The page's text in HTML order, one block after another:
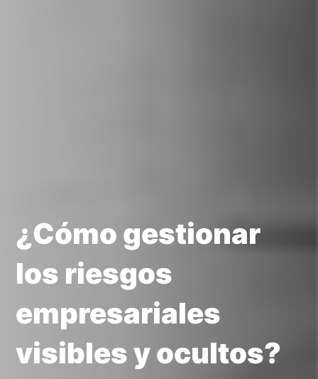
¿Cómo gestionar
los riesgos
empresariales
visibles y ocultos?